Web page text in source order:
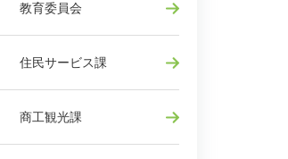
教育委員会
住民サービス課
商工観光課